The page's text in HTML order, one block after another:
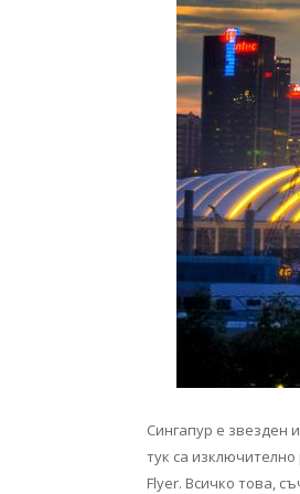
Сингапур е звезден
тук са
Flyer. Всичко това,